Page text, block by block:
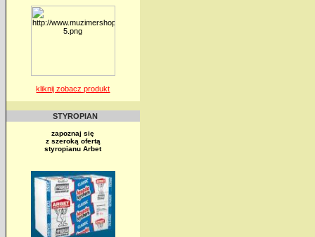
kliknij zobacz produkt
STYROPIAN
zapoznaj się
z szeroką ofertą
styropianu Arbet